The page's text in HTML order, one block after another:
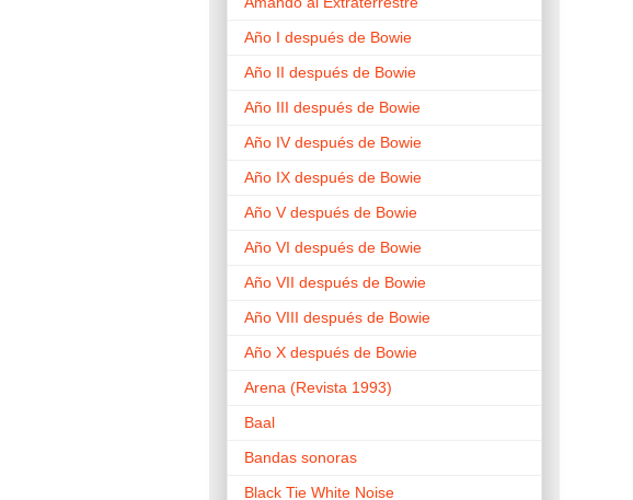
Año I después de Bowie
Año II después de Bowie
Año III después de Bowie
Año IV después de Bowie
Año IX después de Bowie
Año V después de Bowie
Año VI después de Bowie
Año VII después de Bowie
Año VIII después de Bowie
Año X después de Bowie
Arena (Revista 1993)
Baal
Bandas sonoras
Black Tie White Noise